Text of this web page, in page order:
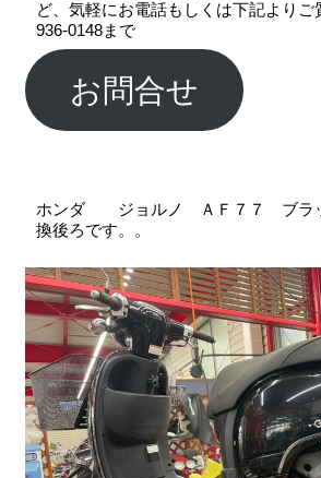
ど、気軽にお電話もしくは下記よりご
936-0148まで
お問合せ
ホンダ ジョルノ ＡＦ７７ ブ
換後ろです。。